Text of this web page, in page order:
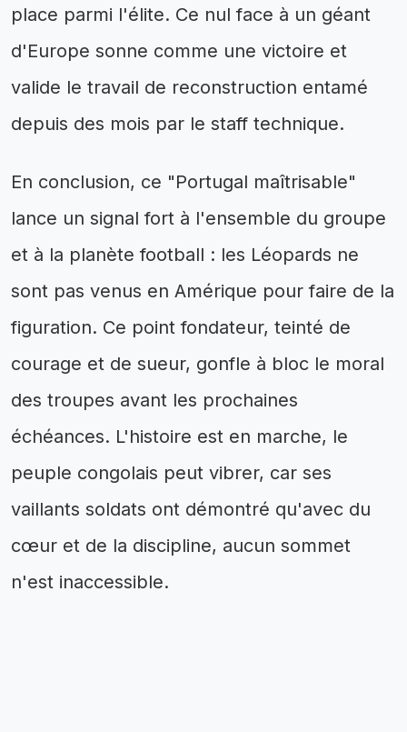
place parmi l'élite. Ce nul face à un géant
d'Europe sonne comme une victoire et
valide le travail de reconstruction entamé
depuis des mois par le staff technique.
En conclusion, ce "Portugal maîtrisable"
lance un signal fort à l'ensemble du groupe
et à la planète football : les Léopards ne
sont pas venus en Amérique pour faire de la
figuration. Ce point fondateur, teinté de
courage et de sueur, gonfle à bloc le moral
des troupes avant les prochaines
échéances. L'histoire est en marche, le
peuple congolais peut vibrer, car ses
vaillants soldats ont démontré qu'avec du
cœur et de la discipline, aucun sommet
n'est inaccessible.